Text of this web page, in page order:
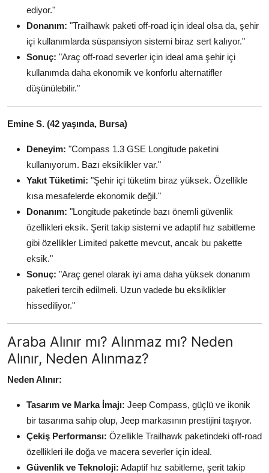
ediyor."
Donanım: "Trailhawk paketi off-road için ideal olsa da, şehir
içi kullanımlarda süspansiyon sistemi biraz sert kalıyor."
Sonuç: "Araç off-road severler için ideal ama şehir içi
kullanımda daha ekonomik ve konforlu alternatifler
düşünülebilir."
Emine S. (42 yaşında, Bursa)
Deneyim: "Compass 1.3 GSE Longitude paketini
kullanıyorum. Bazı eksiklikler var."
Yakıt Tüketimi: "Şehir içi tüketim biraz yüksek. Özellikle
kısa mesafelerde ekonomik değil."
Donanım: "Longitude paketinde bazı önemli güvenlik
özellikleri eksik. Şerit takip sistemi ve adaptif hız sabitleme
gibi özellikler Limited pakette mevcut, ancak bu pakette
eksik."
Sonuç: "Araç genel olarak iyi ama daha yüksek donanım
paketleri tercih edilmeli. Uzun vadede bu eksiklikler
hissediliyor."
Araba Alınır mı? Alınmaz mı? Neden
Alınır, Neden Alınmaz?
Neden Alınır:
Tasarım ve Marka İmajı: Jeep Compass, güçlü ve ikonik
bir tasarıma sahip olup, Jeep markasının prestijini taşıyor.
Çekiş Performansı: Özellikle Trailhawk paketindeki off-road
özellikleri ile doğa ve macera severler için ideal.
Güvenlik ve Teknoloji: Adaptif hız sabitleme, şerit takip